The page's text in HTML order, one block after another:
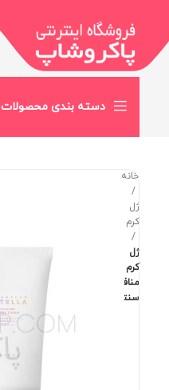
دسته بندی محصولات
خانه
ژل
کرم
ژل
کرم
منافذ
سنتلا